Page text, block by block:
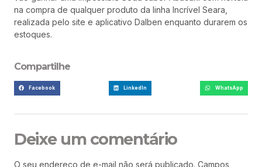
na compra de qualquer produto da linha Incrível Seara,
realizada pelo site e aplicativo Dalben enquanto durarem os
estoques.
Compartilhe
Facebook LinkedIn WhatsApp
Deixe um comentário
O seu endereço de e-mail não será publicado. Campos